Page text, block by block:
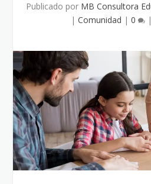
Publicado por MB Consultora
| Comunidad | 0 |